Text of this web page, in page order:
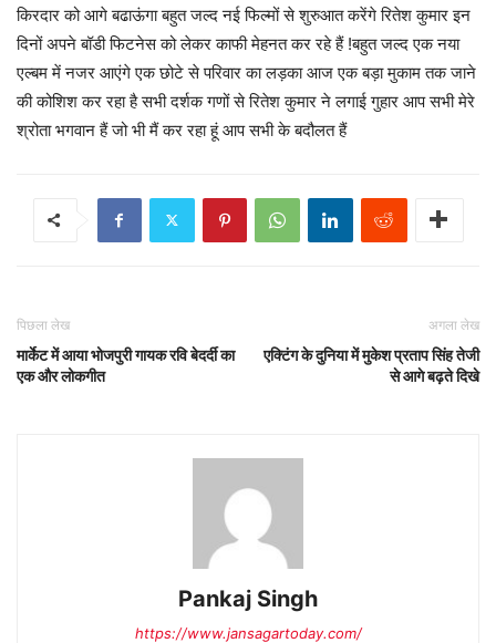
किरदार को आगे बढाऊंगा बहुत जल्द नई फिल्मों से शुरुआत करेंगे रितेश कुमार इन
दिनों अपने बॉडी फिटनेस को लेकर काफी मेहनत कर रहे हैं !बहुत जल्द एक नया
एल्बम में नजर आएंगे एक छोटे से परिवार का लड़का आज एक बड़ा मुकाम तक जाने
की कोशिश कर रहा है सभी दर्शक गणों से रितेश कुमार ने लगाई गुहार आप सभी मेरे
श्रोता भगवान हैं जो भी मैं कर रहा हूं आप सभी के बदौलत हैं
पिछला लेख
मार्केट में आया भोजपुरी गायक रवि बेदर्दी का
एक और लोकगीत
अगला लेख
एक्टिंग के दुनिया में मुकेश प्रताप सिंह तेजी
से आगे बढ़ते दिखे
Pankaj Singh
https://www.jansagartoday.com/